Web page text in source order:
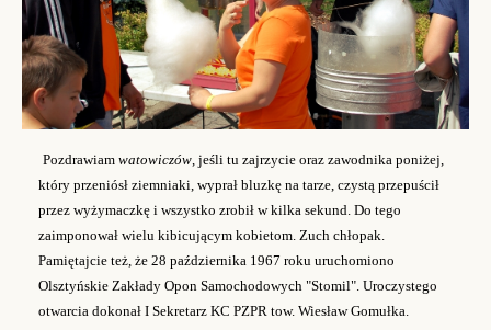
Pozdrawiam watowiczów , jeśli tu zajrzycie oraz zawodnika poniżej,
który przeniósł ziemniaki, wyprał bluzkę na tarze , czystą przepuścił
przez wyżymaczkę i wszystko zrobił w kilka sekund. Do tego
zaimponował wielu kibicującym kobietom . Zuch chłopak.
Pamiętajcie też, że 28 października 1967 roku uruchomiono
Olsztyńskie Zakłady Opon Samochodowych "Stomil". Uroczystego
otwarcia dokonał I Sekretarz KC PZPR tow. Wiesław Gomułka.